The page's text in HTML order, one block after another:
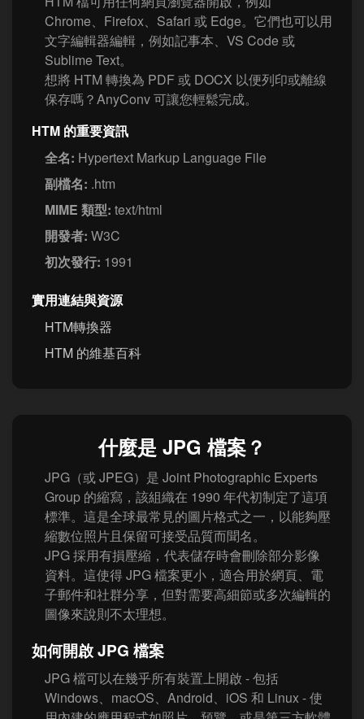
Chrome、Firefox、Safari 或 Edge。它們也可以用
文字編輯器編輯，例如記事本、VS Code 或
Sublime Text。
想將 HTM 轉換為 PDF 或 DOCX 以便列印或離線
保存嗎？AnyConv 可讓您輕鬆完成。
HTM 的重要資訊
全名: Hypertext Markup Language File
副檔名: .htm
MIME 類型: text/html
開發者: W3C
初次發行: 1991
實用連結與資源
HTM轉換器
HTM 的維基百科
什麼是 JPG 檔案？
JPG（或 JPEG）是 Joint Photographic Experts
Group 的縮寫，該組織在 1990 年代初制定了這項
標準。這是全球最常見的圖片格式之一，以能夠壓
縮數位照片且保留可接受品質而聞名。
JPG 採用有損壓縮，代表儲存時會刪除部分影像
資料。這使得 JPG 檔案更小，適合用於網頁、電
子郵件和社群分享，但對需要高細節或多次編輯的
圖像來說則不太理想。
如何開啟 JPG 檔案
JPG 檔可以在幾乎所有裝置上開啟 - 包括
Windows、macOS、Android、iOS 和 Linux - 使